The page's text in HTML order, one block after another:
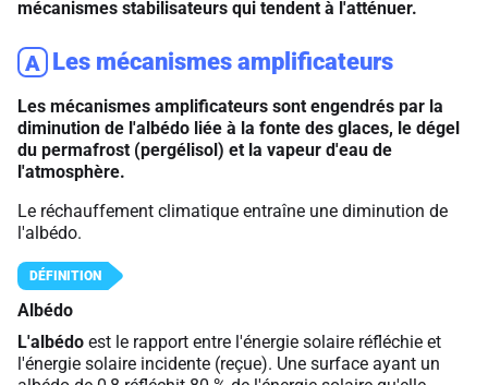
mécanismes stabilisateurs qui tendent à l'atténuer.
A Les mécanismes amplificateurs
Les mécanismes amplificateurs sont engendrés par la
diminution de l'albédo liée à la fonte des glaces, le dégel
du permafrost (pergélisol) et la vapeur d'eau de
l'atmosphère.
Le réchauffement climatique entraîne une diminution de
l'albédo.
Albédo
L'albédo est le rapport entre l'énergie solaire réfléchie et
l'énergie solaire incidente (reçue). Une surface ayant un